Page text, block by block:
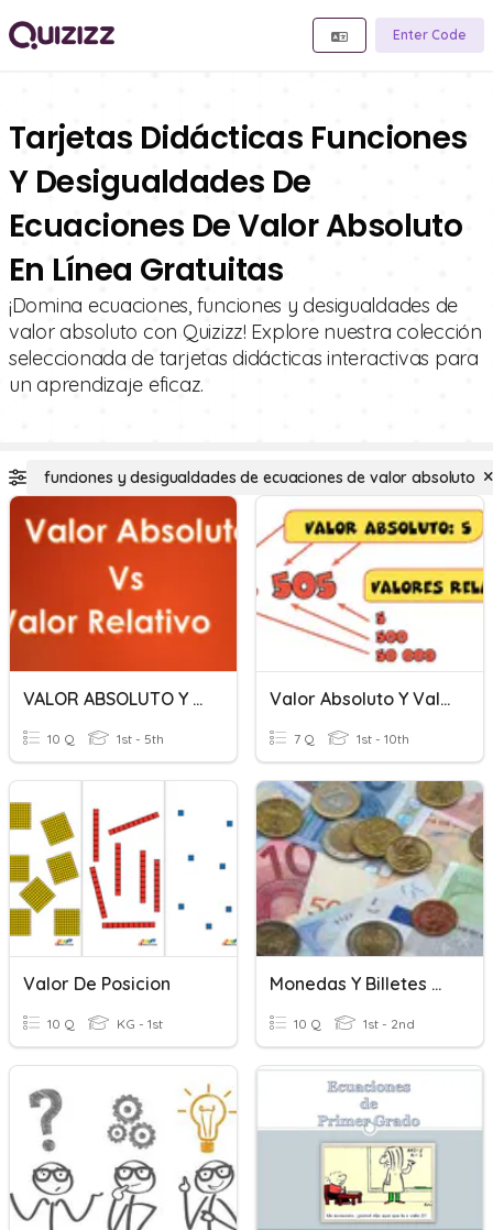
Enter Code
Tarjetas Didácticas Funciones
Y Desigualdades De
Ecuaciones De Valor Absoluto
En Línea Gratuitas
¡Domina ecuaciones, funciones y desigualdades de
valor absoluto con Quizizz! Explore nuestra colección
seleccionada de tarjetas didácticas interactivas para
un aprendizaje eficaz.
funciones y desigualdades de ecuaciones de valor absoluto
VALOR ABSOLUTO Y RELATIVO
10 Q 1st - 5th
Valor Absoluto Y Valor Relativo
7 Q 1st - 10th
Valor De Posicion
10 Q KG - 1st
Monedas Y Billetes De €
10 Q 1st - 2nd